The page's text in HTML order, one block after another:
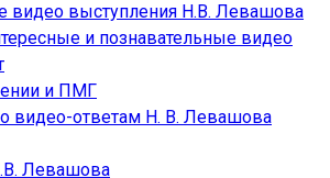
видео выступления Н.В. Левашова
и познавательные видео
и ПМГ
видео-ответам Н. В. Левашова
Левашова